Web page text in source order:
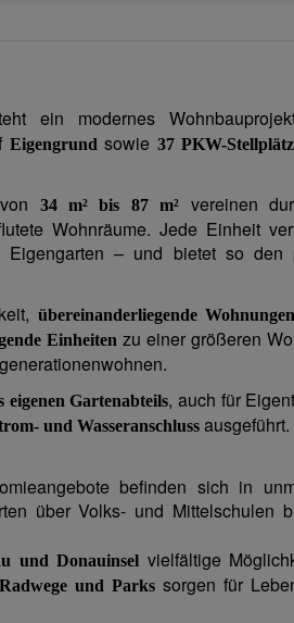
ein modernes
Eigengrundsowie 37 PKW-
34 m² bis 87 m²
vereinen
Wohnräume. Jede Einheit
– und bietet so den
übereinanderliegende
Einheiten zu einer größeren
eigenen Gartenabteils, auch für
und Wasseranschluss ausgeführt.
befinden sich in
über Volks- und Mittelschulen
und Donauinsel vielfältige
und Parks sorgen für